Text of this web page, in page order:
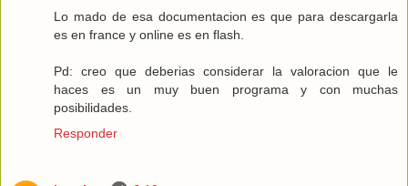
Lo mado de esa documentacion es que para descargarla
es en france y online es en flash.
Pd: creo que deberias considerar la valoracion que le
haces es un muy buen programa y con muchas
posibilidades.
Responder